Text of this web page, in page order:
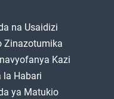
na Usaidizi
Zinazotumika
Kazi
la Habari
ya Matukio